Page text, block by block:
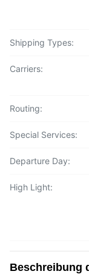
Shipping Types:
Carriers:
Routing:
Special Services:
Departure Day:
High Light:
Beschreibung